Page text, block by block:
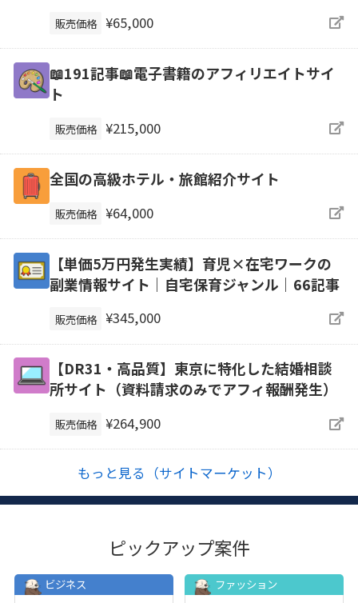
販売価格 ¥65,000
📖191記事📖電子書籍のアフィリエイトサイ
ト
販売価格 ¥215,000
全国の高級ホテル・旅館紹介サイト
販売価格 ¥64,000
【単価5万円発生実績】育児×在宅ワークの
副業情報サイト｜自宅保育ジャンル｜66記事
販売価格 ¥345,000
【DR31・高品質】東京に特化した結婚相談
所サイト（資料請求のみでアフィ報酬発生）
販売価格 ¥264,900
もっと見る（サイトマーケット）
ピックアップ案件
ビジネス
ファッション